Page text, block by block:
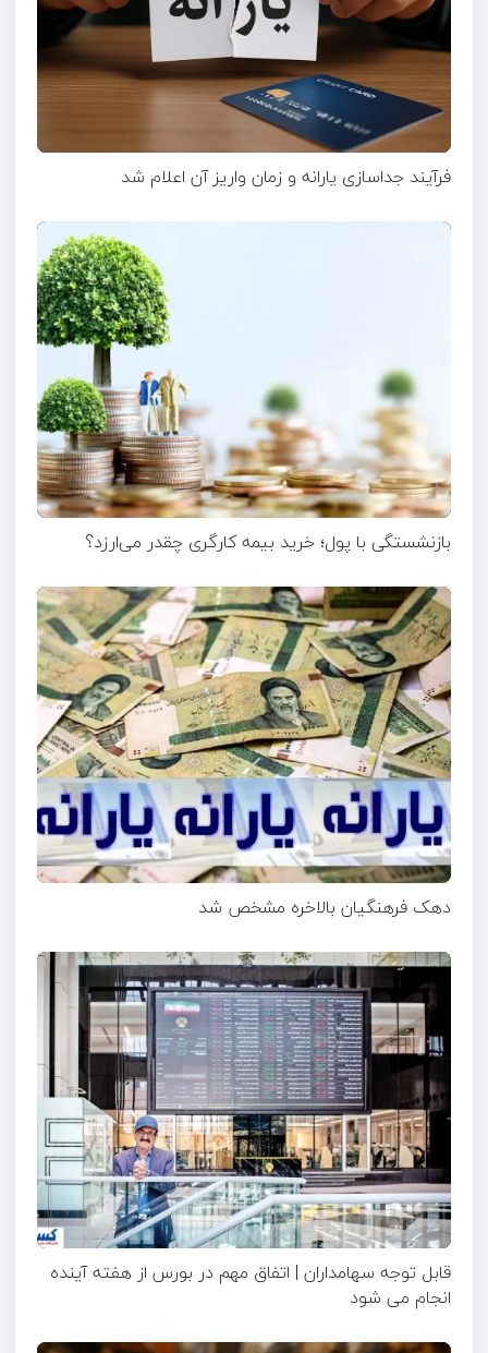
فرآیند جداسازی یارانه و زمان واریز آن اعلام شد
بازنشستگی با پول؛ خرید بیمه کارگری چقدر می‌ارزد؟
دهک فرهنگیان بالاخره مشخص شد
قابل توجه سهامداران | اتفاق مهم در بورس از هفته آینده
انجام می شود